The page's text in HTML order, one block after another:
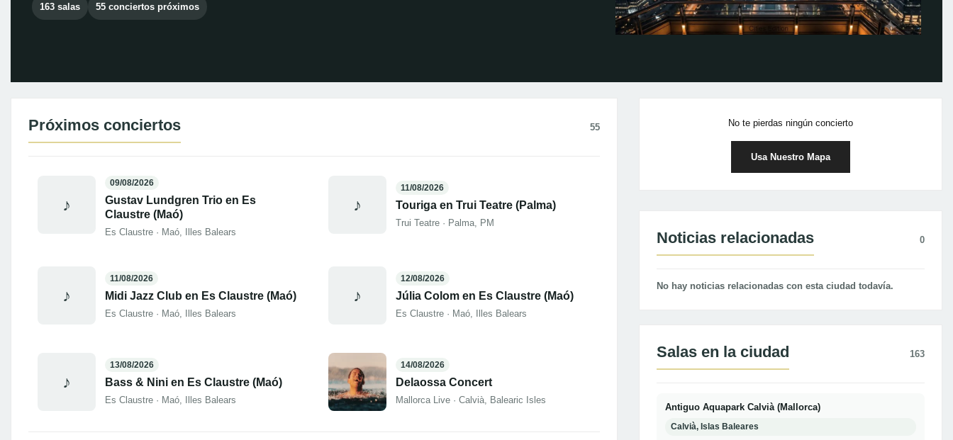
163 salas 55 conciertos próximos
Próximos conciertos 55
♪
09/08/2026
Gustav Lundgren Trio en Es
Claustre (Maó)
Es Claustre · Maó, Illes Balears
♪
11/08/2026
Touriga en Trui Teatre (Palma)
Trui Teatre · Palma, PM
♪
11/08/2026
Midi Jazz Club en Es Claustre (Maó)
Es Claustre · Maó, Illes Balears
♪
12/08/2026
Júlia Colom en Es Claustre (Maó)
Es Claustre · Maó, Illes Balears
♪
13/08/2026
Bass & Nini en Es Claustre (Maó)
Es Claustre · Maó, Illes Balears
14/08/2026
Delaossa Concert
Mallorca Live · Calvià, Balearic Isles
No te pierdas ningún concierto
Usa Nuestro Mapa
Noticias relacionadas 0
No hay noticias relacionadas con esta ciudad todavía.
Salas en la ciudad 163
Antiguo Aquapark Calvià (Mallorca)
Calvià, Islas Baleares